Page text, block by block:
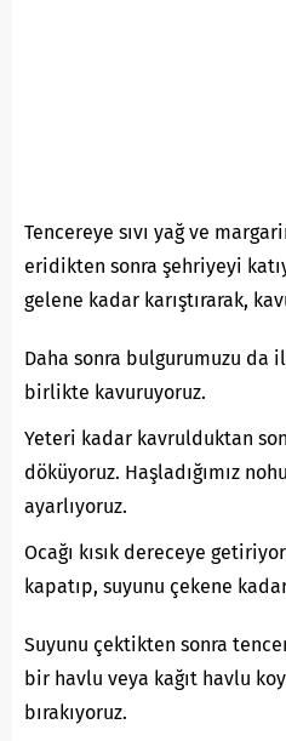
Tencereye sıvı yağ ve
eridikten sonra şehriyeyi
gelene kadar karıştırarak,
Daha sonra bulgurumuzu da
birlikte kavuruyoruz.
Yeteri kadar kavrulduktan
döküyoruz. Haşladığımız
ayarlıyoruz.
Ocağı kısık dereceye
kapatıp, suyunu çekene
Suyunu çektikten sonra
bir havlu veya kağıt havlu
bırakıyoruz.